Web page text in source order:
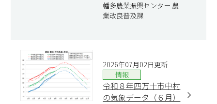
幡多農業振興センター 農
業改良普及課
2026年07月02日更新
情報
令和８年四万十市中村
の気象データ（６月）